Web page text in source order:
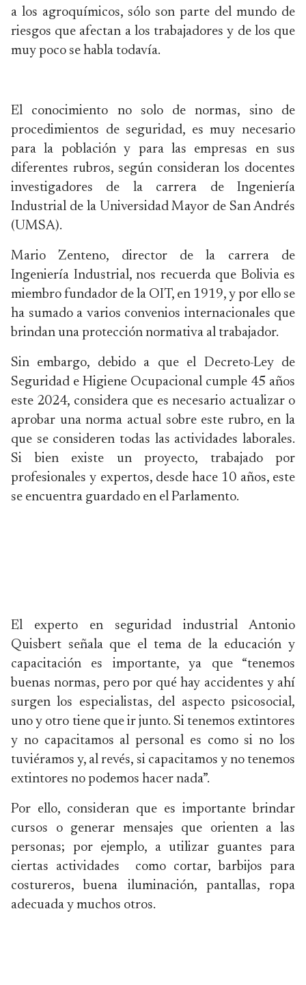
a los agroquímicos, sólo son parte del mundo de
riesgos que afectan a los trabajadores y de los que
muy poco se habla todavía.
El conocimiento no solo de normas, sino de
procedimientos de seguridad, es muy necesario
para la población y para las empresas en sus
diferentes rubros, según consideran los docentes
investigadores de la carrera de Ingeniería
Industrial de la Universidad Mayor de San Andrés
(UMSA).
Mario Zenteno, director de la carrera de
Ingeniería Industrial, nos recuerda que Bolivia es
miembro fundador de la OIT, en 1919, y por ello se
ha sumado a varios convenios internacionales que
brindan una protección normativa al trabajador.
Sin embargo, debido a que el Decreto-Ley de
Seguridad e Higiene Ocupacional cumple 45 años
este 2024, considera que es necesario actualizar o
aprobar una norma actual sobre este rubro, en la
que se consideren todas las actividades laborales.
Si bien existe un proyecto, trabajado por
profesionales y expertos, desde hace 10 años, este
se encuentra guardado en el Parlamento.
El experto en seguridad industrial Antonio
Quisbert señala que el tema de la educación y
capacitación es importante, ya que “tenemos
buenas normas, pero por qué hay accidentes y ahí
surgen los especialistas, del aspecto psicosocial,
uno y otro tiene que ir junto. Si tenemos extintores
y no capacitamos al personal es como si no los
tuviéramos y, al revés, si capacitamos y no tenemos
extintores no podemos hacer nada”.
Por ello, consideran que es importante brindar
cursos o generar mensajes que orienten a las
personas; por ejemplo, a utilizar guantes para
ciertas actividades como cortar, barbijos para
costureros, buena iluminación, pantallas, ropa
adecuada y muchos otros.